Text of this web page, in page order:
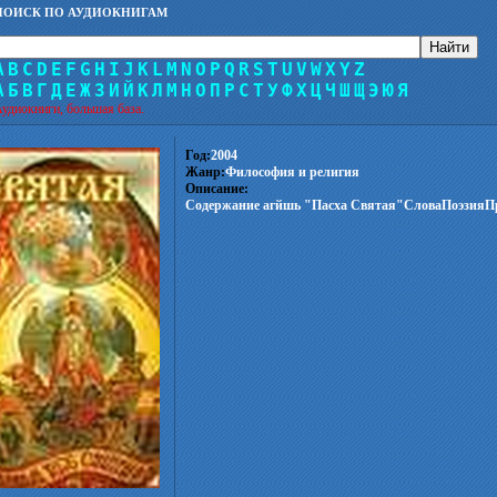
ПО АУДИОКНИГАМ
B C D E F G H I J K L M N O P Q R S T U V WXYZ
Б В Г Д Е Ж З И Й КЛ М Н О П Р С Т УФХ ЦЧ Ш Щ Э ЮЯ
большая база.
Год:2004
Жанр:Философия и религия
Описание:
Содержание агйшь "Пасха